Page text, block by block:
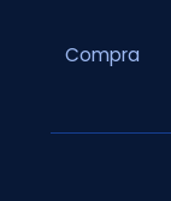
Compra